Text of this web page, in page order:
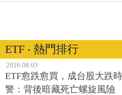
ETF ‧ 熱門排行
2026.08.03
ETF愈跌愈買，成台股大跌
警：背後暗藏死亡螺旋風險